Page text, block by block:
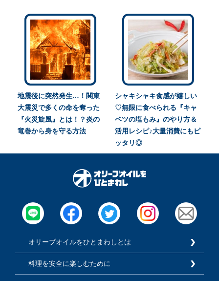
地震後に突然発生…！関東
大震災で多くの命を奪った
『火災旋風』とは！？炎の
竜巻から身を守る方法
シャキシャキ食感が嬉しい
♡無限に食べられる『キャ
ベツの塩もみ』のやり方＆
活用レシピ♪大量消費にもピ
ッタリ◎
オリーブオイルをひとまわしとは
料理を安全に楽しむために